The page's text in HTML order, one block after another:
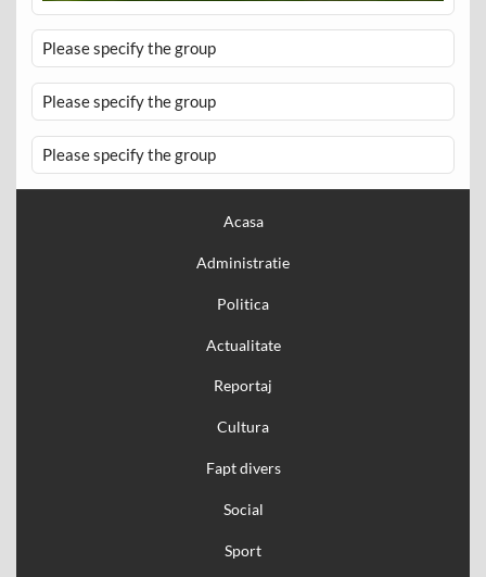
Please specify the group
Please specify the group
Please specify the group
Acasa
Administratie
Politica
Actualitate
Reportaj
Cultura
Fapt divers
Social
Sport